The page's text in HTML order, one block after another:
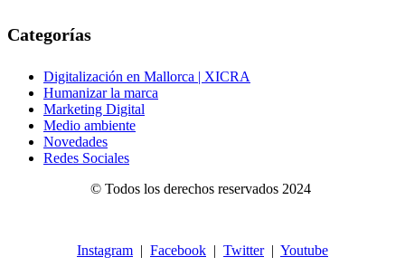
Categorías
Digitalización en Mallorca | XICRA
Humanizar la marca
Marketing Digital
Medio ambiente
Novedades
Redes Sociales
© Todos los derechos reservados 2024
Instagram | Facebook | Twitter| Youtube